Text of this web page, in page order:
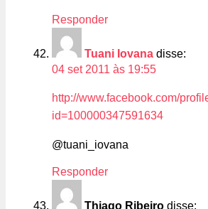
Responder
Tuani Iovana disse:
04 set 2011 às 19:55
http://www.facebook.com/
id=100000347591634
@tuani_iovana
Responder
Thiago Ribeiro disse: